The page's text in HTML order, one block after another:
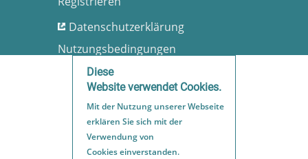
Datenschutzerklärung
Nutzungsbedingungen
Barrierefreiheit
Impressum
Sitemap
Diese
Website verwendet Cookies.
Mit der Nutzung unserer Webseite
erklären Sie sich mit der
Verwendung von
Cookies einverstanden.